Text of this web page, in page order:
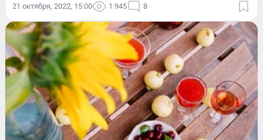
21 октября, 2022, 15:00 1 945 8